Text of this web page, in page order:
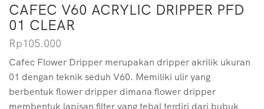
CAFEC V60 ACRYLIC DRIPPER PFD
01 CLEAR
Rp105.000
Cafec Flower Dripper merupakan dripper akrilik ukuran
01 dengan teknik seduh V60. Memiliki ulir yang
berbentuk flower dripper dimana flower dripper
membentuk lapisan filter yang tebal terdiri dari bubuk